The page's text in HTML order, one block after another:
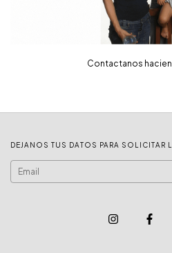
Contactanos
DEJANOS TUS DATOS PARA SOLICITAR